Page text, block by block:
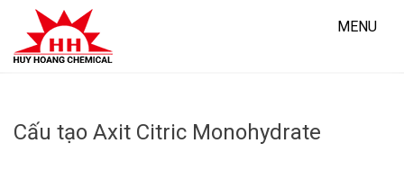
content
MENU
Cấu tạo Axit Citric Monohydrate